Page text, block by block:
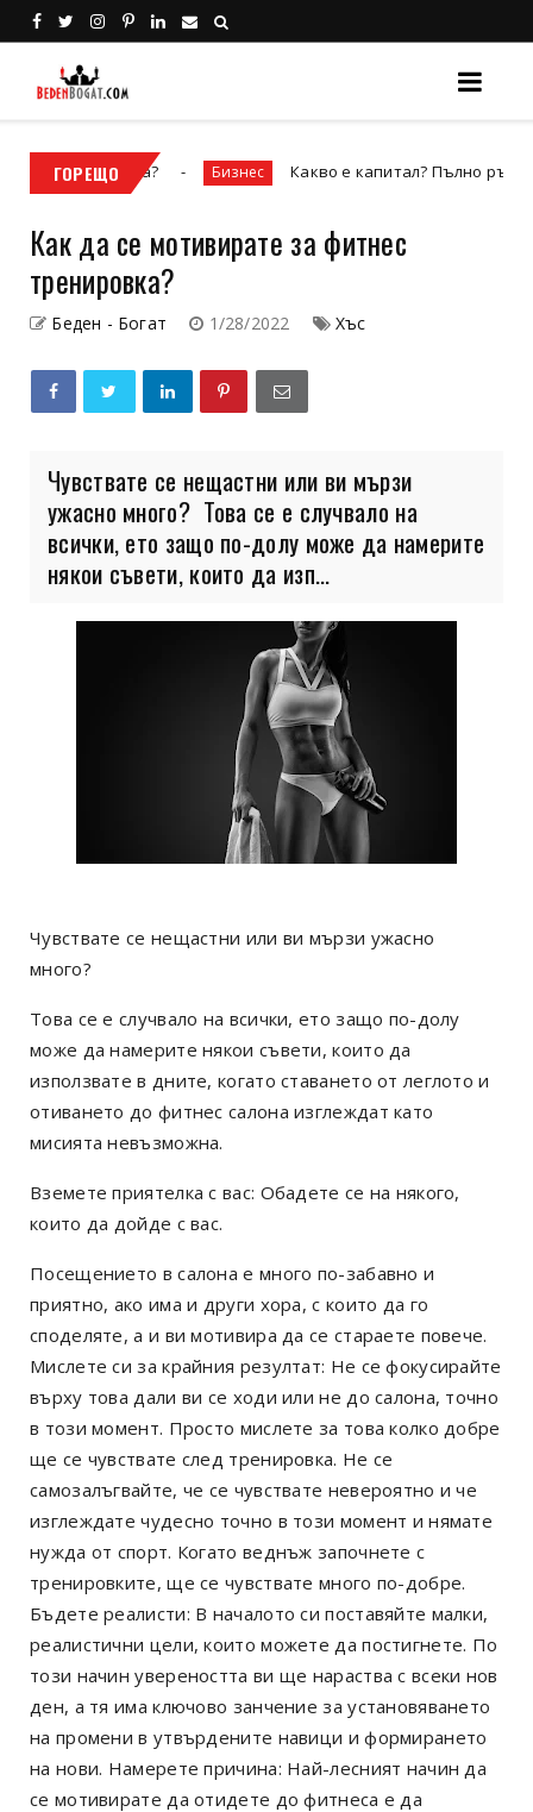
ГОРЕЩО
стъпка? Бизнес Какво е капитал? Пълно
Как да се мотивирате за фитнес
тренировка?
Беден - Богат 1/28/2022 Хъс
Чувствате се нещастни или ви мързи
ужасно много? Това се е случвало на
всички, ето защо по-долу може да намерите
някои съвети, които да изп...
Чувствате се нещастни или ви мързи ужасно
много?
Това се е случвало на всички, ето защо по-долу
може да намерите някои съвети, които да
използвате в дните, когато ставането от леглото и
отиването до фитнес салона изглеждат като
мисията невъзможна.
Вземете приятелка с вас: Обадете се на някого,
които да дойде с вас.
Посещението в салона е много по-забавно и
приятно, ако има и други хора, с които да го
споделяте, а и ви мотивира да се стараете повече.
Мислете си за крайния резултат: Не се фокусирайте
върху това дали ви се ходи или не до салона, точно
в този момент. Просто мислете за това колко добре
ще се чувствате след тренировка. Не се
самозалъгвайте, че се чувствате невероятно и че
изглеждате чудесно точно в този момент и нямате
нужда от спорт. Когато веднъж започнете с
тренировките, ще се чувствате много по-добре.
Бъдете реалисти: В началото си поставяйте малки,
реалистични цели, които можете да постигнете. По
този начин увереността ви ще нараства с всеки нов
ден, а тя има ключово занчение за установяването
на промени в утвърдените навици и формирането
на нови. Намерете причина: Най-лесният начин да
се мотивирате да отидете до фитнеса е да